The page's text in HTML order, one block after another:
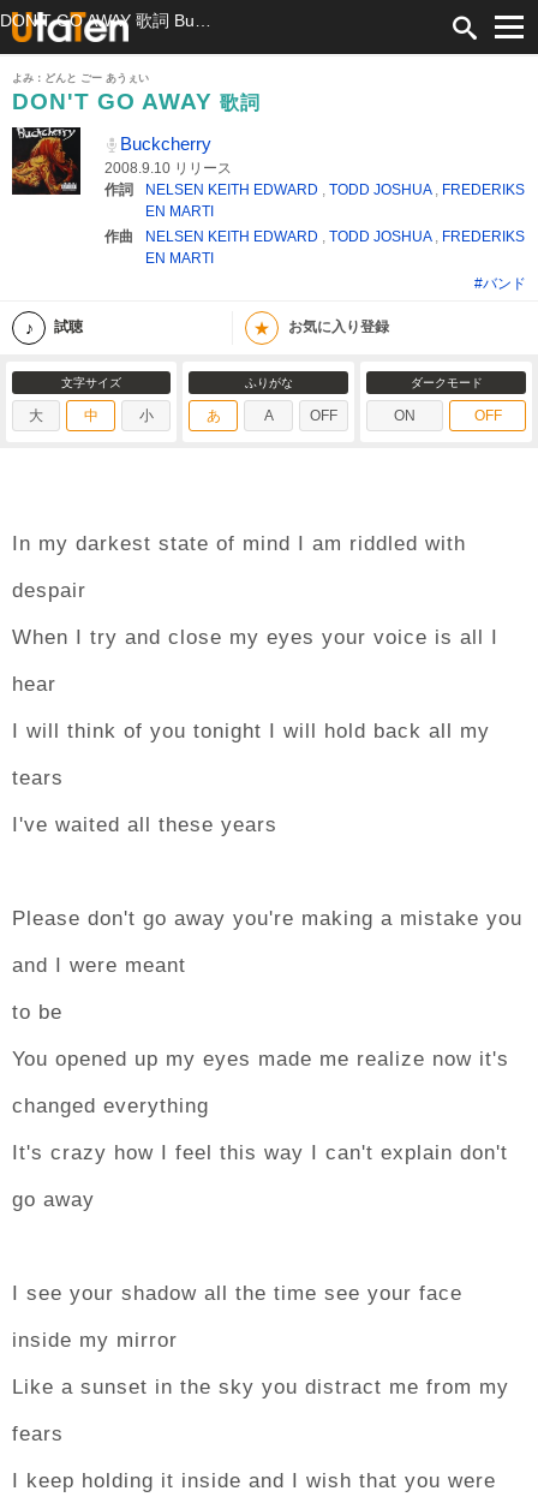
よみ：どんと ごー あうぇい
DON'T GO AWAY 歌詞
Buckcherry
2008.9.10 リリース
作詞
NELSEN KEITH EDWARD , TODD JOSHUA , FREDERIKS
EN MARTI
作曲
NELSEN KEITH EDWARD , TODD JOSHUA , FREDERIKS
EN MARTI
#バンド
試聴 ★ お気に入り登録
文字サイズ
大 中 小
ふりがな
あ A OFF
ダークモード
ON OFF
In my darkest state of mind I am riddled with
despair
When I try and close my eyes your voice is all I
hear
I will think of you tonight I will hold back all my
tears
I've waited all these years
Please don't go away you're making a mistake you
and I were meant
to be
You opened up my eyes made me realize now it's
changed everything
It's crazy how I feel this way I can't explain don't
go away
I see your shadow all the time see your face
inside my mirror
Like a sunset in the sky you distract me from my
fears
I keep holding it inside and I wish that you were